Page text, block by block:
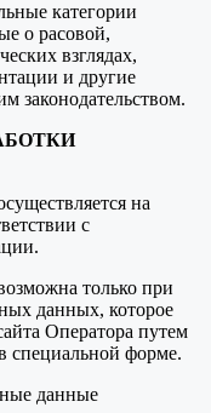
категории
о расовой,
взглядах,
и другие
законодательством.
на
с
только при
данных, которое
Оператора путем
специальной форме.
данные